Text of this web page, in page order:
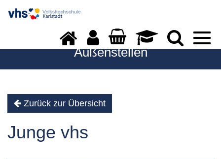
Außenstellen
Zurück zur Übersicht
Junge vhs